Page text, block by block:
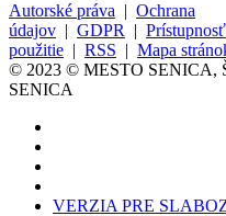
Autorské práva | Ochrana
údajov | GDPR | Prístupnosť
použitie | RSS | Mapa
© 2023 © MESTO SENICA,
SENICA
VERZIA PRE